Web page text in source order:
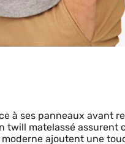
à ses panneaux avant
twill matelassé assurent
ajoutent une